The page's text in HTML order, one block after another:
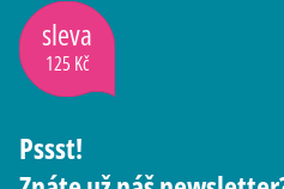
sleva
125 Kč
Pssst!